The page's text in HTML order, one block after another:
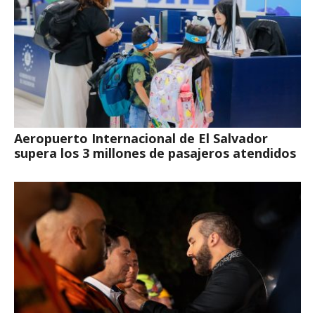
Aeropuerto Internacional de El Salvador
supera los 3 millones de pasajeros atendidos